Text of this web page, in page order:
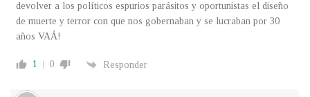
devolver a los políticos espurios parásitos y oportunistas el diseño
de muerte y terror con que nos gobernaban y se lucraban por 30
años VAÁ!
1 0 Responder